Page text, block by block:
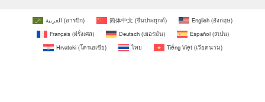
العربية (อารบิก) 简体中文 (จีนประยุกต์) English (อังกฤษ)
Français(ฝรั่งเศส) Deutsch(เยอรมัน) Español(สเปน)
Hrvatski(โครเอเชีย) ไทย Tiếng Việt(เวียดนาม)